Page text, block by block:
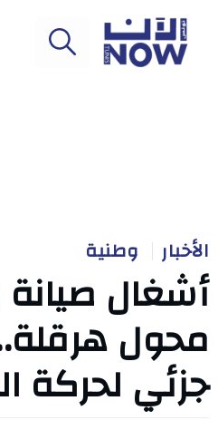
الأخبار وطنية
أشغال
محول
جزئي لحركة